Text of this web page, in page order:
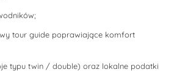
tour guide poprawiające komfort
typu twin / double) oraz lokalne podatki